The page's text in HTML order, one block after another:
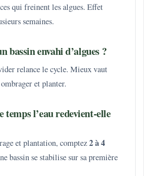
qui freinent les algues. Effet
semaines.
bassin envahi d’algues ?
relance le cycle. Mieux vaut
et planter.
temps l’eau redevient-elle
et plantation, comptez2 à 4
bassin se stabilise sur sa première